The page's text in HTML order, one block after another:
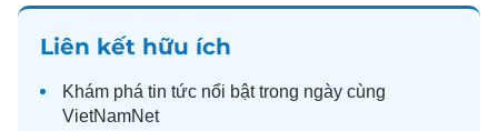
Liên kết hữu ích
Khám phá tin tức nổi bật trong ngày cùng
VietNamNet